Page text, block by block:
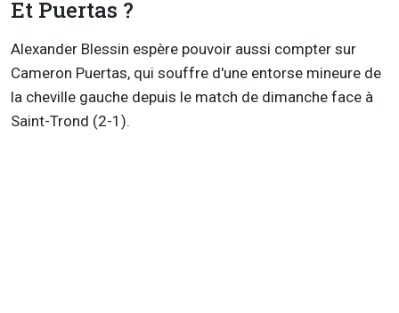
Et Puertas ?
Alexander Blessin espère pouvoir aussi compter sur
Cameron Puertas, qui souffre d'une entorse mineure de
la cheville gauche depuis le match de dimanche face à
Saint-Trond (2-1).